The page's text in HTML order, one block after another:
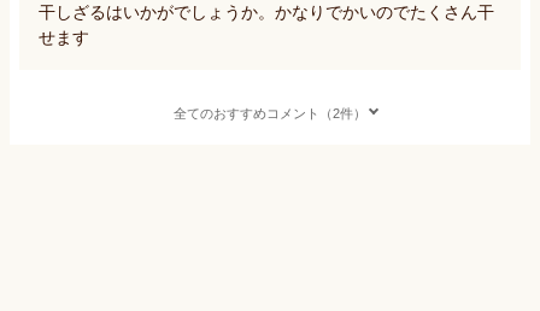
干しざるはいかがでしょうか。かなりでかいのでたくさん干
せます
全てのおすすめコメント（2件）